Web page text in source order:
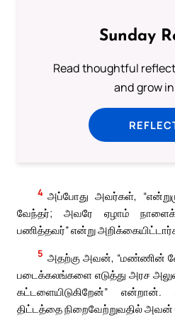
Sunday
Read thoughtful
and grow
4 அப்போது அவர்கள்,
வேந்தர்; அவரே ஏழாம்
பணித்தவர்” என்று
5 அதற்கு அவன், “மண்ணின்
படைக்கலங்களை எடுத்து அரச
கட்டளையிடுகிறேன்”
திட்டத்தை நிறைவேற்றுவதில்